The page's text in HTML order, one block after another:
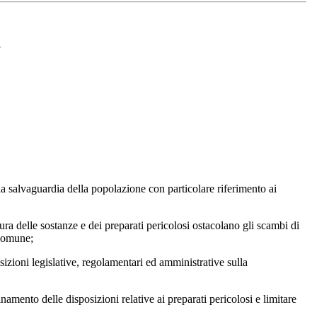
salvaguardia della popolazione con particolare riferimento ai
delle sostanze e dei preparati pericolosi ostacolano gli scambi di
legislative, regolamentari ed amministrative sulla
delle disposizioni relative ai preparati pericolosi e limitare